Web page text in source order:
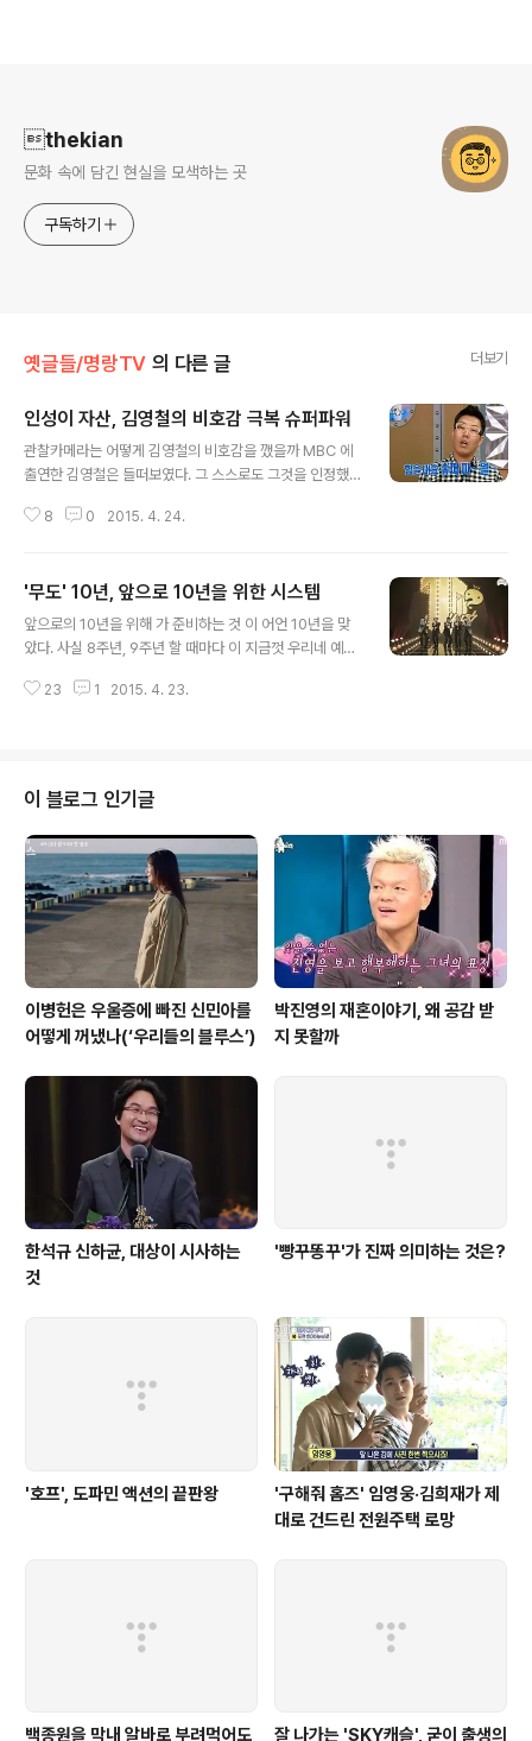
thekian
문화 속에 담긴 현실을 모색하는 곳
구독하기
옛글들/명랑TV 의 다른 글 더보기
인성이 자산, 김영철의 비호감 극복 슈퍼파워
관찰카메라는 어떻게 김영철의 비호감을 깼을까 MBC 에
출연한 김영철은 들떠보였다. 그 스스로도 그것을 인정했
떨쳐내고 새로 비상할 수 있을 것 같은 자신감을 그는 드러
려는 모습이 보였다. 그는 굉장히 적극적이고 개그맨답게
어떤 상황에서도 웃음을 주려는 유전자를 드러내면서 때로
는 물어뜯는 질문에 툭툭 재치 있는 반격을 하기도 하는 그
그 느낌은 사뭇 다르게 다가온다. 그것은 김영철하면 그가
8 0 2015. 4. 24.
'무도' 10년, 앞으로 10년을 위한 시스템
앞으로의 10년을 위해 가 준비하는 것 이 어언 10년을 맞
았다. 사실 8주년, 9주년 할 때마다 이 지금껏 우리네 예능
의 형식실험’, ‘카메라 촬영 시스템의 진화’, ‘예능 위의 예
은 어떤 행보를 통해 또 다른 10년을 기약할 수 있을까. 이
미 김태호 PD가 을 시스템적으로 정착시키려고 노력하고
있던 건 최근의 일이 아니다. 사실 같은 덩치 커진 예능 프
로그램을 김태호 PD 혼자 모두 감당하기란 쉬운 일이 아니
다. 거의 10년 간 한 번도 쉬지 않고 새로운 아이템을 기획..
23 1 2015. 4. 23.
이 블로그 인기글
이병헌은 우울증에 빠진 신민아를
어떻게 꺼냈나(‘우리들의 블루스’)
박진영의 재혼이야기, 왜 공감 받
지 못할까
한석규 신하균, 대상이 시사하는
것
'빵꾸똥꾸'가 진짜 의미하는 것은?
'호프', 도파민 액션의 끝판왕
'구해줘 홈즈' 임영웅·김희재가 제
대로 건드린 전원주택 로망
백종원을 막내 알바로 부려먹어도 잘 나가는 'SKY캐슬', 굳이 출생의